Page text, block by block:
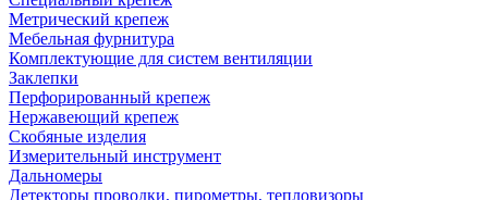
Метрический крепеж
Мебельная фурнитура
Комплектующие для систем вентиляции
Заклепки
Перфорированный крепеж
Нержавеющий крепеж
Скобяные изделия
Измерительный инструмент
Дальномеры
Детекторы проводки, пирометры, тепловизоры